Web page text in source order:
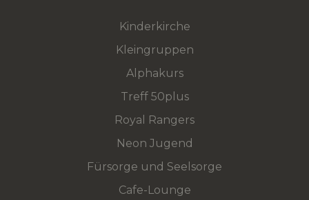
Kinderkirche
Kleingruppen
Alphakurs
Treff 50plus
Royal Rangers
Neon Jugend
Fürsorge und Seelsorge
Cafe-Lounge